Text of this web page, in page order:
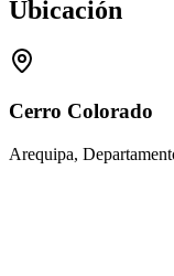
Ubicación
Cerro Colorado
Arequipa,